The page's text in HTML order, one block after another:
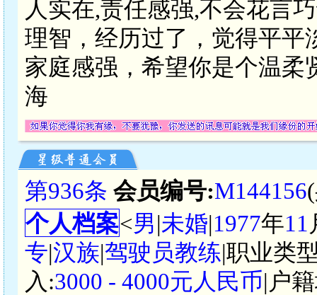
人实在,责任感强,不会花言
理智，经历过了，觉得平平
家庭感强，希望你是个温柔
海
第936条 会员编号:M144156
个人档案<男|未婚|1977年11
专|汉族|驾驶员教练|职业类
入:3000 - 4000元人民币|户